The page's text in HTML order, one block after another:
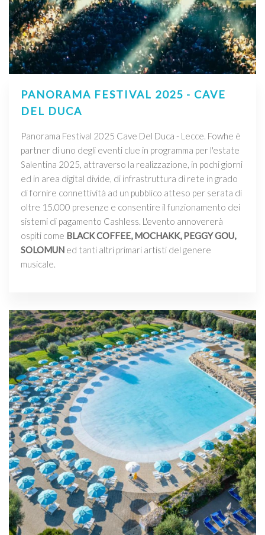
PANORAMA FESTIVAL 2025 - CAVE
DEL DUCA
Panorama Festival 2025 Cave Del Duca - Lecce. Fowhe è
partner di uno degli eventi clue in programma per l'estate
Salentina 2025, attraverso la realizzazione, in pochi giorni
ed in area digital divide, di infrastruttura di rete in grado
di fornire connettività ad un pubblico atteso per serata di
oltre 15.000 presenze e consentire il funzionamento dei
sistemi di pagamento Cashless. L'evento annovererà
ospiti come BLACK COFFEE, MOCHAKK, PEGGY GOU,
SOLOMUN ed tanti altri primari artisti del genere
musicale.